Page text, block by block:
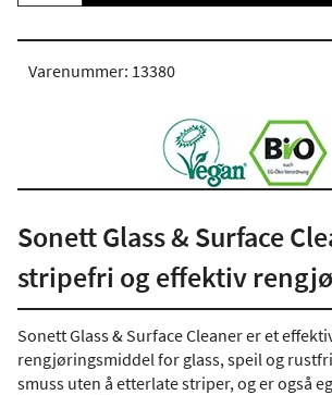
Varenummer: 13380
Sonett Glass & Surface
stripefri og effektiv
Sonett Glass & Surface Cleaner er et
rengjøringsmiddel for glass, speil og
smuss uten å etterlate striper, og er også